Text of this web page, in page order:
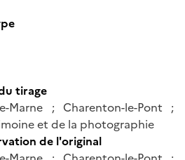
tirage
Marne ; Charenton-le-Pont ;
et de la photographie
de l'original